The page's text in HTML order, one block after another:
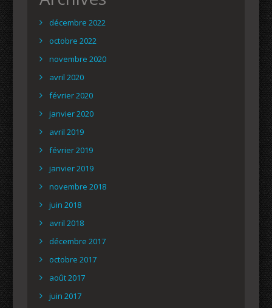
décembre 2022
octobre 2022
novembre 2020
avril 2020
février 2020
janvier 2020
avril 2019
février 2019
janvier 2019
novembre 2018
juin 2018
avril 2018
décembre 2017
octobre 2017
août 2017
juin 2017